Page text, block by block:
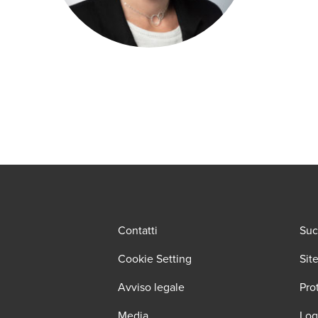
Contatti
Cookie Setting
Avviso legale